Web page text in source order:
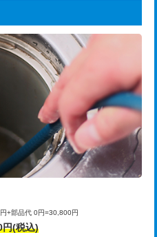
銅
)
44,000円
銅
+8,800円
作
11,000円~
） 55,000円
ｍ超
作業）
+3,300円
33,000円
8,800円
・修
作業）
11,000円
掃・修
業）
22,000円
掃・修
作業）
33,000円
+部品代 0円=30,800円
(税込)